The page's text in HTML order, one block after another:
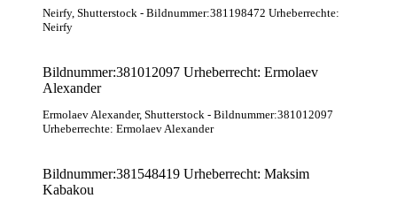
Neirfy, Shutterstock - Bildnummer:381198472 Urheberrechte:
Neirfy
Bildnummer:381012097 Urheberrecht: Ermolaev
Alexander
Ermolaev Alexander, Shutterstock - Bildnummer:381012097
Urheberrechte: Ermolaev Alexander
Bildnummer:381548419 Urheberrecht: Maksim
Kabakou